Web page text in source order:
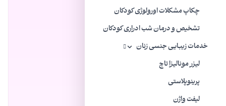
چکاپ مشکلات اورولوژی کودکان
تشخیص و درمان شب ادراری کودکان
خدمات زیبایی جنسی زنان
لیزر مونالیزا تاچ
پرینوپلاستی
لیفت واژن
آقایان باید نشسته ادرار کنند!